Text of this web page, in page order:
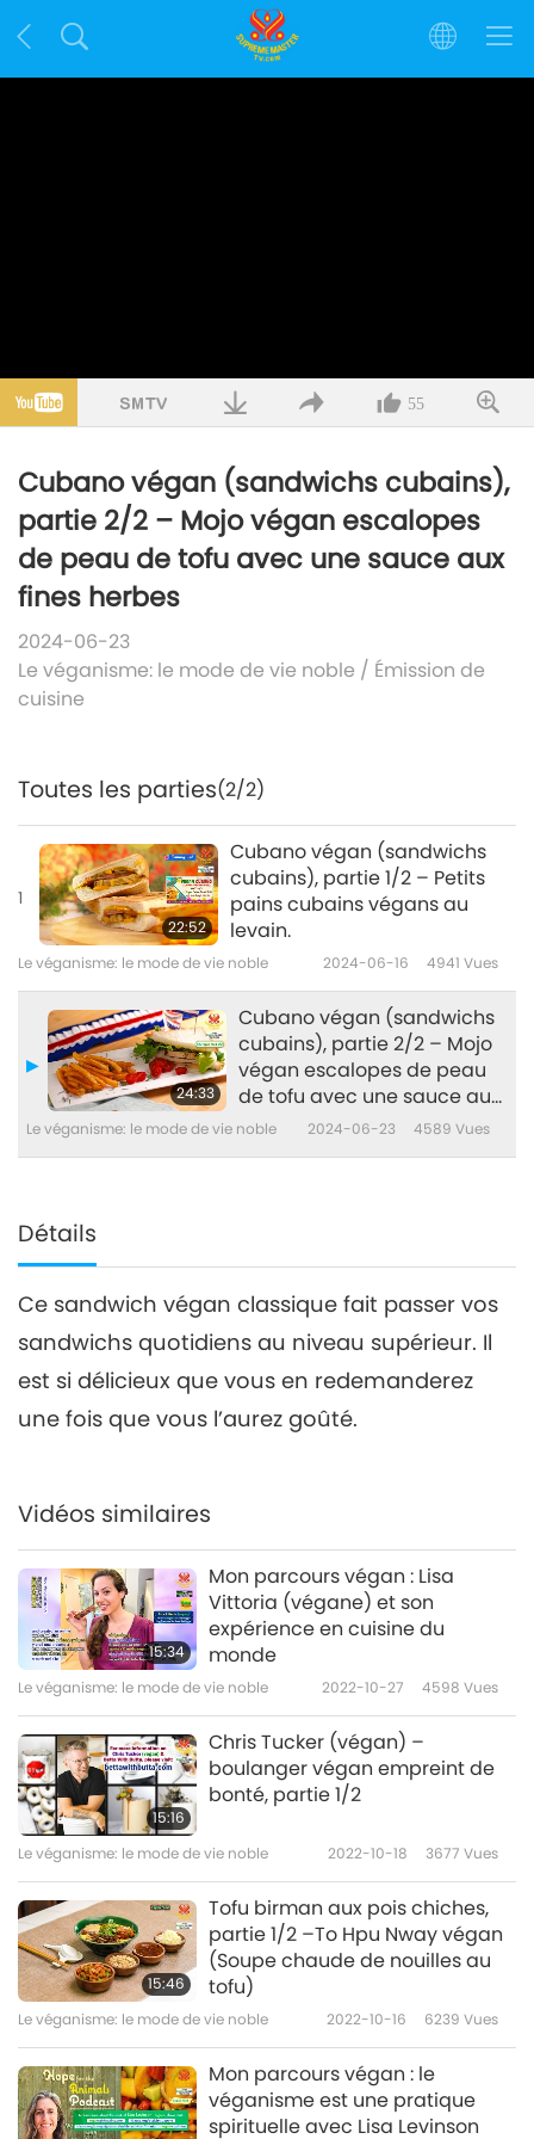
55
Cubano végan (sandwichs cubains),
partie 2/2 – Mojo végan escalopes
de peau de tofu avec une sauce aux
fines herbes
2024-06-23
Le véganisme: le mode de vie noble / Émission de
cuisine
Toutes les parties(2/2)
1
22:52
Cubano végan (sandwichs
cubains), partie 1/2 – Petits
pains cubains végans au
levain.
Le véganisme: le mode de vie noble 2024-06-16 4941 Vues
24:33
Cubano végan (sandwichs
cubains), partie 2/2 – Mojo
végan escalopes de peau
de tofu avec une sauce aux
fines herbes
Le véganisme: le mode de vie noble 2024-06-23 4589 Vues
Détails
Ce sandwich végan classique fait passer vos
sandwichs quotidiens au niveau supérieur. Il
est si délicieux que vous en redemanderez
une fois que vous l’aurez goûté.
Vidéos similaires
15:34
Mon parcours végan : Lisa
Vittoria (végane) et son
expérience en cuisine du
monde
Le véganisme: le mode de vie noble 2022-10-27 4598 Vues
15:16
Chris Tucker (végan) –
boulanger végan empreint de
bonté, partie 1/2
Le véganisme: le mode de vie noble 2022-10-18 3677 Vues
15:46
Tofu birman aux pois chiches,
partie 1/2 –To Hpu Nway végan
(Soupe chaude de nouilles au
tofu)
Le véganisme: le mode de vie noble 2022-10-16 6239 Vues
Mon parcours végan : le
véganisme est une pratique
spirituelle avec Lisa Levinson